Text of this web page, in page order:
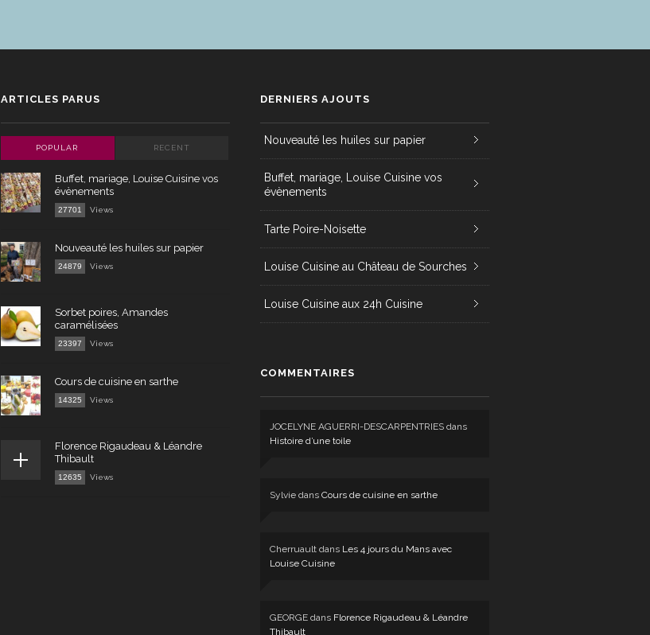
ARTICLES PARUS
POPULAR RECENT
Buffet, mariage, Louise Cuisine vos
évènements
27701 Views
Nouveauté les huiles sur papier
24879 Views
Sorbet poires, Amandes
caramélisées
23397 Views
Cours de cuisine en sarthe
14325 Views
Florence Rigaudeau & Léandre
Thibault
12635 Views
DERNIERS AJOUTS
Nouveauté les huiles sur papier
Buffet, mariage, Louise Cuisine vos
évènements
Tarte Poire-Noisette
Louise Cuisine au Château de Sourches
Louise Cuisine aux 24h Cuisine
COMMENTAIRES
JOCELYNE AGUERRI-DESCARPENTRIESdans
Histoire d’une toile
Sylviedans Cours de cuisine en sarthe
Cherruaultdans Les 4 jours du Mans avec
Louise Cuisine
GEORGEdans Florence Rigaudeau & Léandre
Thibault